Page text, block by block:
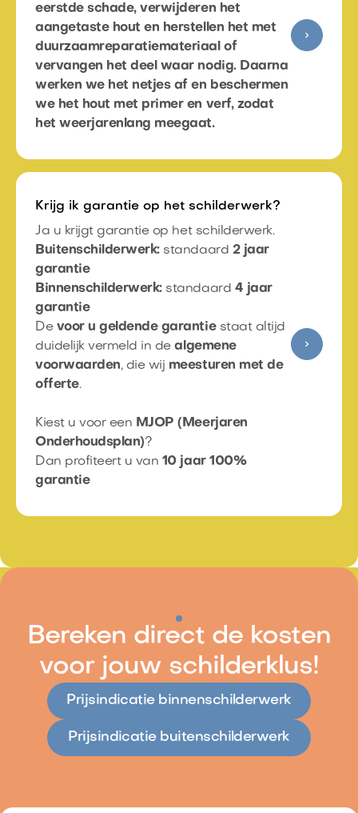
eerstde schade, verwijderen het
aangetaste hout en herstellen het met
duurzaamreparatiemateriaal of
vervangen het deel waar nodig. Daarna
werken we het netjes af en beschermen
we het hout met primer en verf, zodat
het weerjarenlang meegaat.
Krijg ik garantie op het schilderwerk?
Ja u krijgt garantie op het schilderwerk.
Buitenschilderwerk:standaard 2 jaar
garantie
Binnenschilderwerk:standaard 4 jaar
garantie
De voor u geldende garantiestaat altijd
duidelijk vermeld in dealgemene
voorwaarden, die wij meesturen met de
offerte.​
Kiest u voor een MJOP (Meerjaren
Onderhoudsplan)?​
Dan profiteert u van 10 jaar 100%
garantie
Bereken direct de kosten
voor jouw schilderklus!
Prijsindicatie binnenschilderwerk
Prijsindicatie buitenschilderwerk